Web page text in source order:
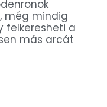
még mindig
felkeresheti a
más arcát